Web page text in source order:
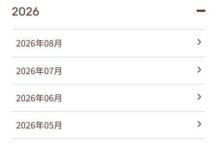
2026
2026年08月
2026年07月
2026年06月
2026年05月